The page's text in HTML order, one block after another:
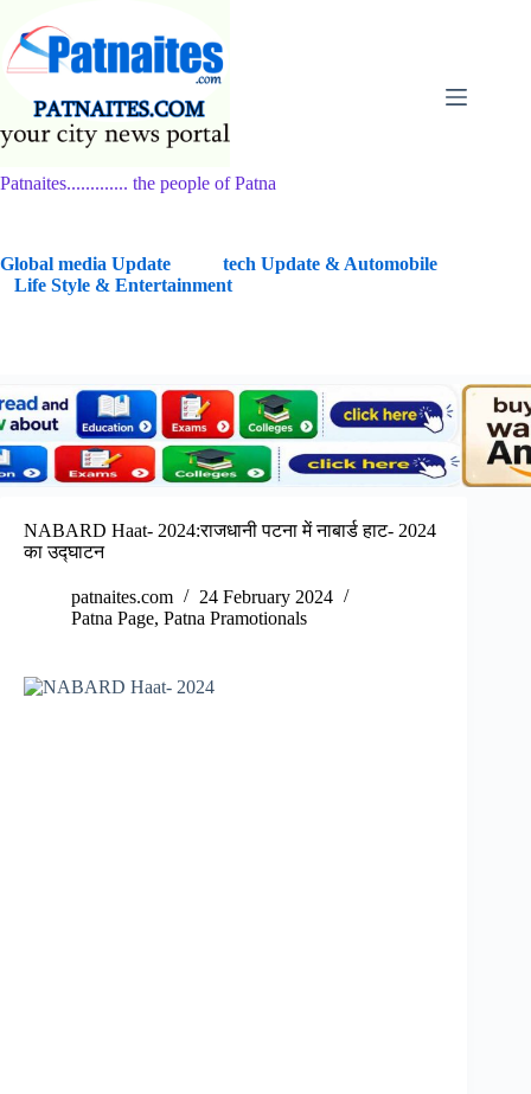
content
Patnaites............. the people of Patna
Global media Update
tech Update & Automobile
Life Style & Entertainment
NABARD Haat- 2024:राजधानी पटना में नाबार्ड हाट- 2024
का उद्घाटन
patnaites.com
24 February 2024
Patna Page, Patna Pramotionals